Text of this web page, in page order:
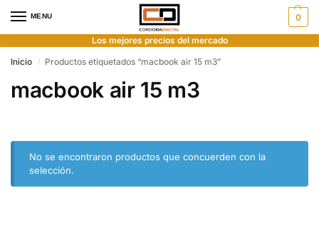
MENU 0
Los mejores precios del mercado
Inicio
/ Productos etiquetados “macbook air 15 m3”
macbook air 15 m3
No se encontraron productos que concuerden con la
selección.